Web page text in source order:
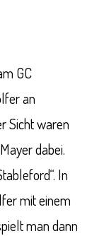
GC
an
Sicht waren
dabei.
In
mit einem
man dann